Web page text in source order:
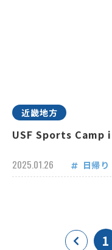
近畿地方
USF Sports Camp
2025.01.26 日帰り
1